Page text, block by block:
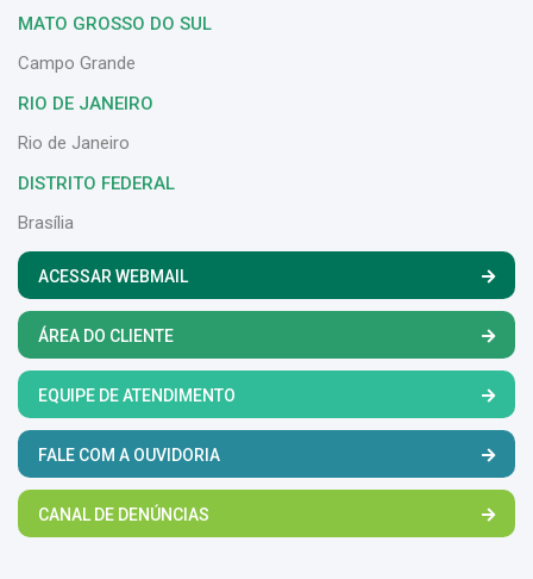
MATO GROSSO DO SUL
Campo Grande
RIO DE JANEIRO
Rio de Janeiro
DISTRITO FEDERAL
Brasília
ACESSAR WEBMAIL
ÁREA DO CLIENTE
EQUIPE DE ATENDIMENTO
FALE COM A OUVIDORIA
CANAL DE DENÚNCIAS